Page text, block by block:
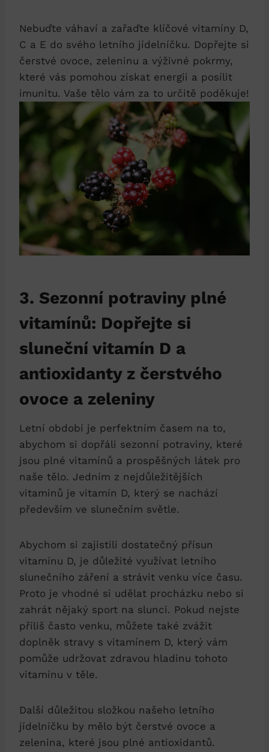
Nebuďte váhaví a zařaďte klíčové vitamíny D,
C a E do svého letního jídelníčku. Dopřejte si
čerstvé ovoce, zeleninu a výživné pokrmy,
které vás pomohou získat energii a posílit
imunitu. Vaše tělo vám za to určitě poděkuje!
3. Sezonní potraviny plné
vitamínů: Dopřejte si
sluneční vitamín D a
antioxidanty z čerstvého
ovoce a zeleniny
Letní období je perfektním časem na to,
abychom si dopřáli sezonní potraviny, které
jsou plné vitamínů a prospěšných látek pro
naše tělo. Jedním z nejdůležitějších
vitaminů je vitamín D, který se nachází
především ve slunečním světle.
Abychom si zajistili dostatečný přísun
vitamínu D, je důležité využívat letního
slunečního záření a strávit venku více času.
Proto je vhodné si udělat procházku nebo si
zahrát nějaký sport na slunci. Pokud nejste
příliš často venku, můžete také zvážit
doplněk stravy s vitamínem D, který vám
pomůže udržovat zdravou hladinu tohoto
vitamínu v těle.
Další důležitou složkou našeho letního
jídelníčku by mělo být čerstvé ovoce a
zelenina, které jsou plné antioxidantů.